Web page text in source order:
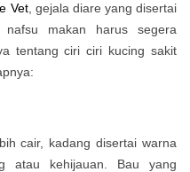
Vet, gejala diare yang disertai
makan harus segera
tentang ciri ciri kucing sakit
cair, kadang disertai warna
atau kehijauan. Bau yang